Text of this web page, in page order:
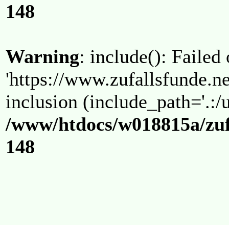
148
Warning: include(): Failed
'https://
inclusion (include_path='.:/
/www/htdocs/w018815a/
148